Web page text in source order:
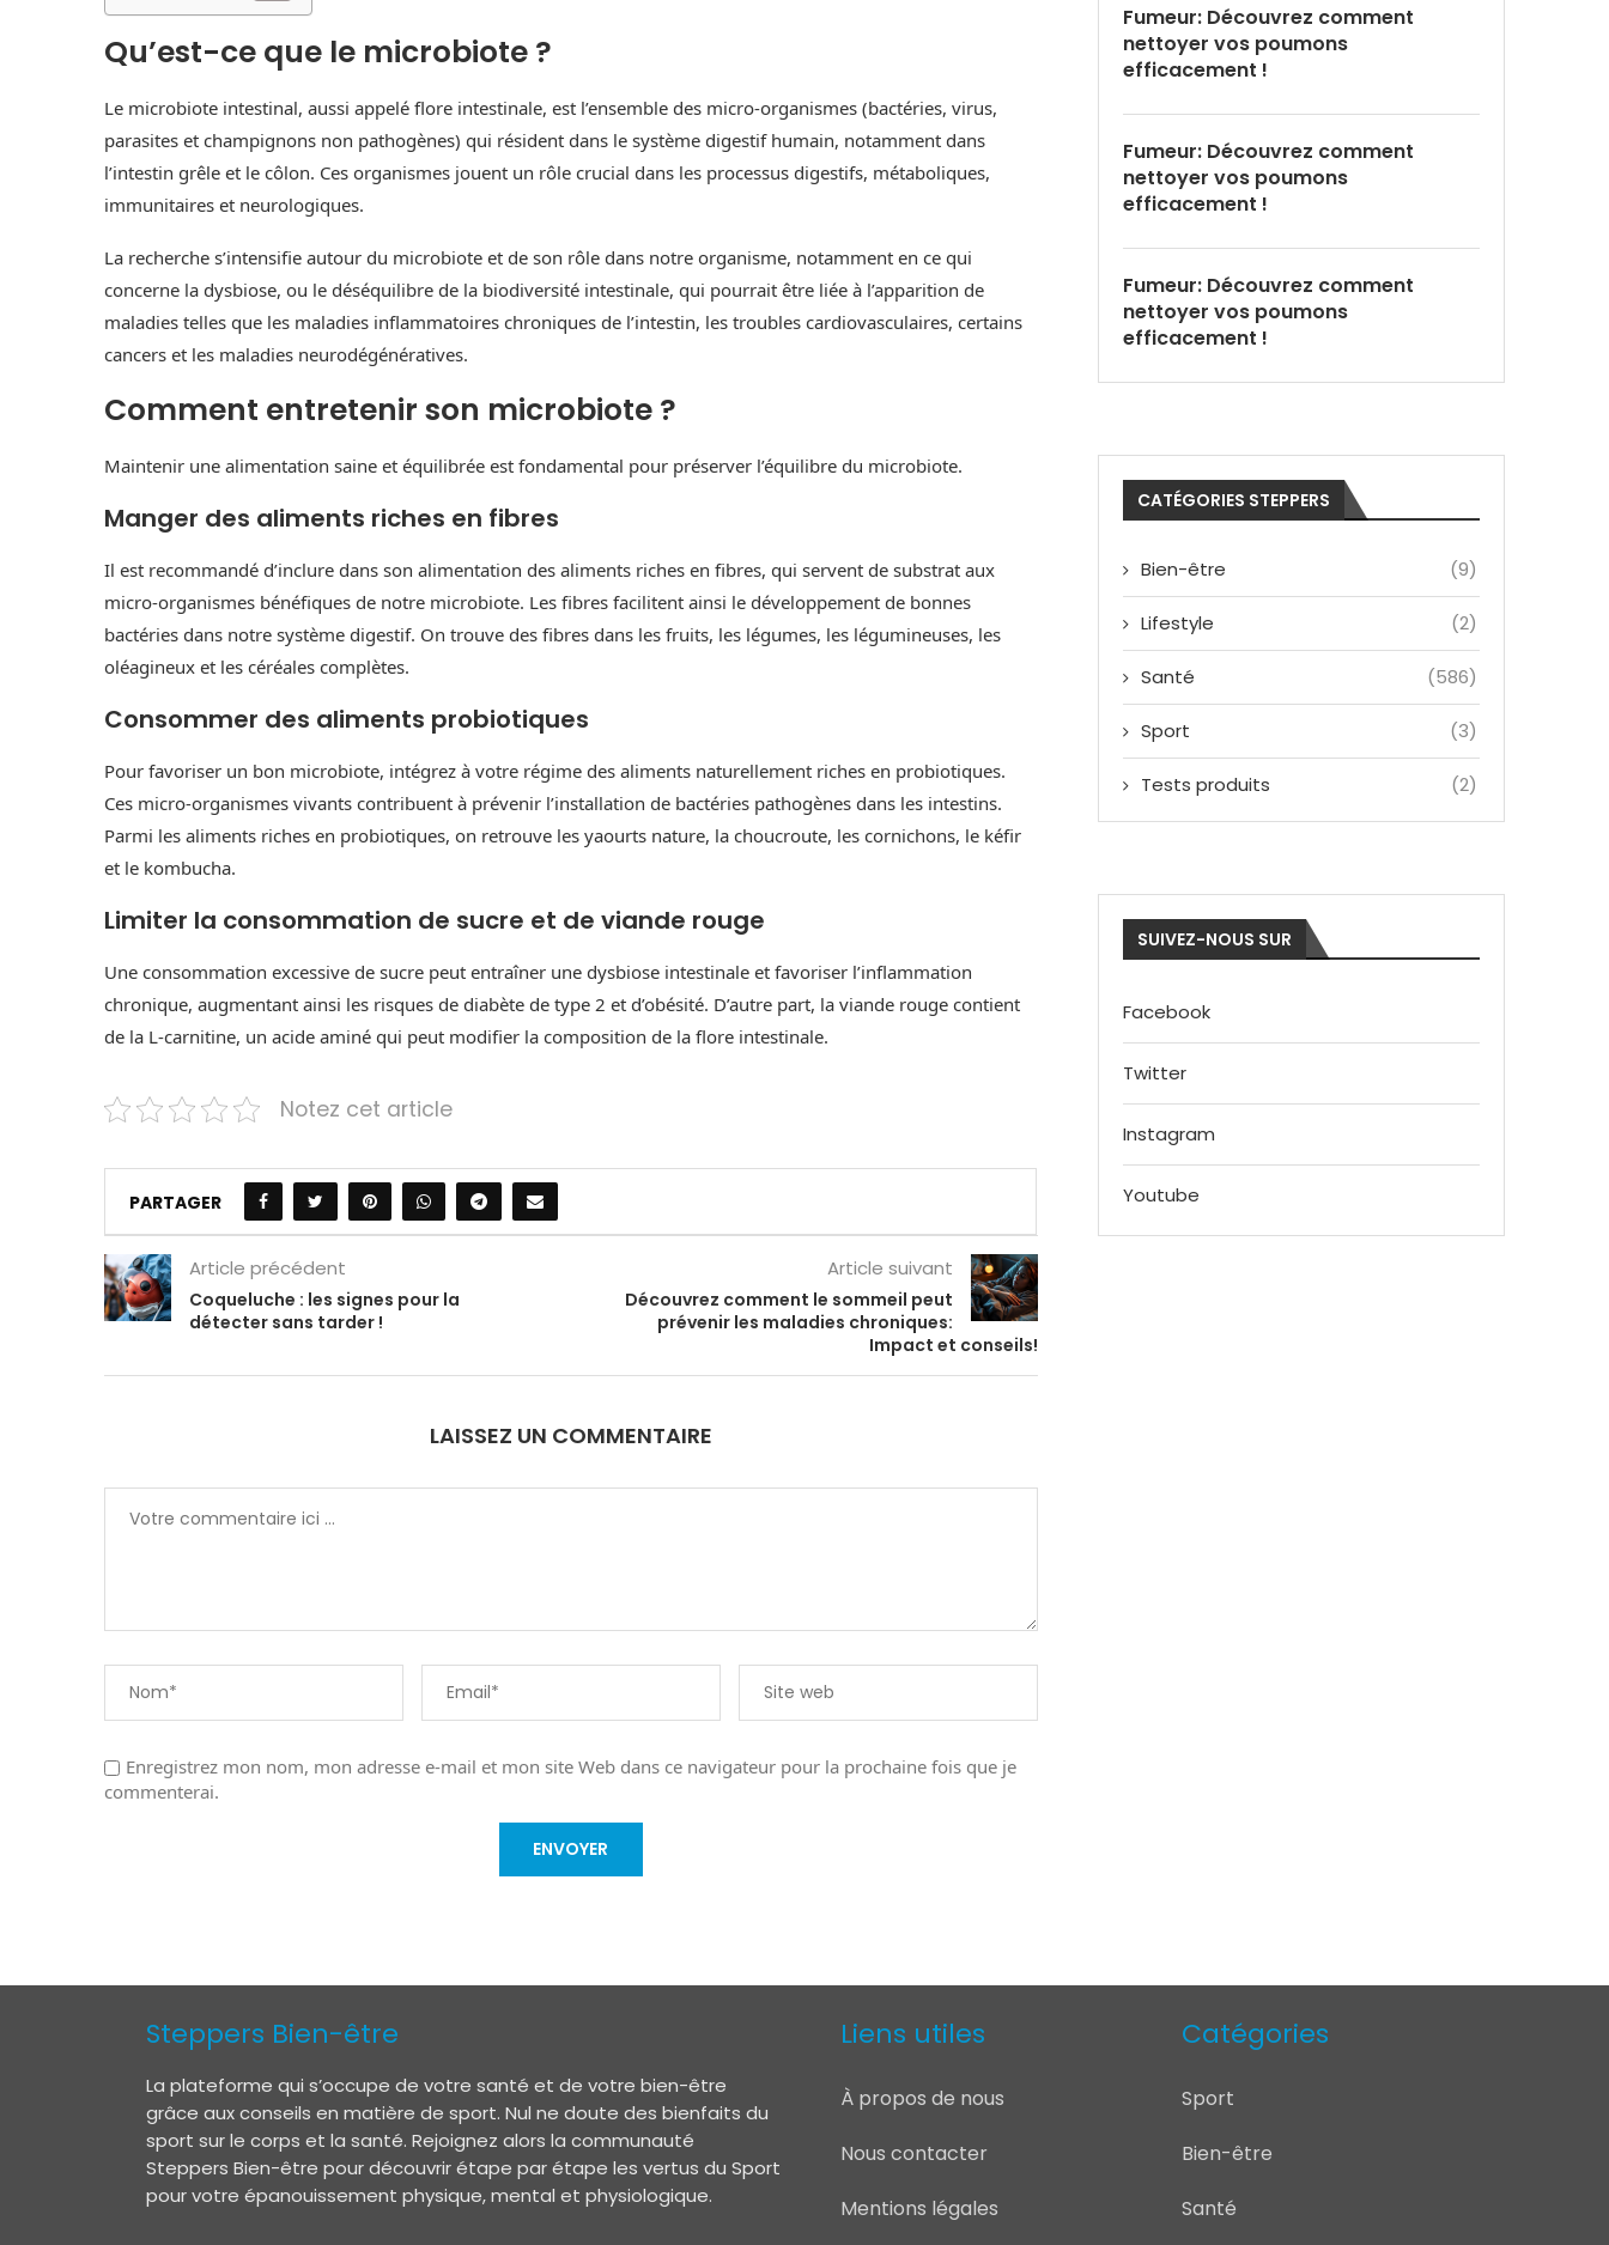
Qu’est-ce que le microbiote ?
Le microbiote intestinal, aussi appelé flore intestinale, est l’ensemble des micro-organismes (bactéries, virus,
parasites et champignons non pathogènes) qui résident dans le système digestif humain, notamment dans
l’intestin grêle et le côlon. Ces organismes jouent un rôle crucial dans les processus digestifs, métaboliques,
immunitaires et neurologiques.
La recherche s’intensifie autour du microbiote et de son rôle dans notre organisme, notamment en ce qui
concerne la dysbiose, ou le déséquilibre de la biodiversité intestinale, qui pourrait être liée à l’apparition de
maladies telles que les maladies inflammatoires chroniques de l’intestin, les troubles cardiovasculaires, certains
cancers et les maladies neurodégénératives.
Comment entretenir son microbiote ?
Maintenir une alimentation saine et équilibrée est fondamental pour préserver l’équilibre du microbiote.
Manger des aliments riches en fibres
Il est recommandé d’inclure dans son alimentation des aliments riches en fibres, qui servent de substrat aux
micro-organismes bénéfiques de notre microbiote. Les fibres facilitent ainsi le développement de bonnes
bactéries dans notre système digestif. On trouve des fibres dans les fruits, les légumes, les légumineuses, les
oléagineux et les céréales complètes.
Consommer des aliments probiotiques
Pour favoriser un bon microbiote, intégrez à votre régime des aliments naturellement riches en probiotiques.
Ces micro-organismes vivants contribuent à prévenir l’installation de bactéries pathogènes dans les intestins.
Parmi les aliments riches en probiotiques, on retrouve les yaourts nature, la choucroute, les cornichons, le kéfir
et le kombucha.
Limiter la consommation de sucre et de viande rouge
Une consommation excessive de sucre peut entraîner une dysbiose intestinale et favoriser l’inflammation
chronique, augmentant ainsi les risques de diabète de type 2 et d’obésité. D’autre part, la viande rouge contient
de la L-carnitine, un acide aminé qui peut modifier la composition de la flore intestinale.
Notez cet article
PARTAGER
Article précédent
Coqueluche : les signes pour la
détecter sans tarder !
Article suivant
Découvrez comment le sommeil peut
prévenir les maladies chroniques:
Impact et conseils!
LAISSEZ UN COMMENTAIRE
Enregistrez mon nom, mon adresse e-mail et mon site Web dans ce navigateur pour la prochaine fois que je
commenterai.
Fumeur: Découvrez comment
nettoyer vos poumons
efficacement !
Fumeur: Découvrez comment
nettoyer vos poumons
efficacement !
Fumeur: Découvrez comment
nettoyer vos poumons
efficacement !
CATÉGORIES STEPPERS
Bien-être (9)
Lifestyle (2)
Santé (586)
Sport (3)
Tests produits (2)
SUIVEZ-NOUS SUR
Facebook
Twitter
Instagram
Youtube
Steppers Bien-être
La plateforme qui s’occupe de votre santé et de votre bien-être
grâce aux conseils en matière de sport. Nul ne doute des bienfaits du
sport sur le corps et la santé. Rejoignez alors la communauté
Steppers Bien-être pour découvrir étape par étape les vertus du Sport
pour votre épanouissement physique, mental et physiologique.
Liens utiles
À propos de nous
Nous contacter
Mentions légales
Catégories
Sport
Bien-être
Santé